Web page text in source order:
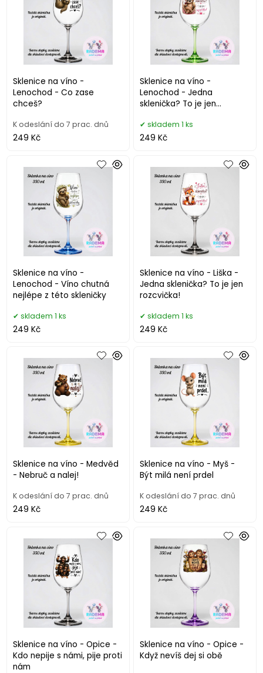
Sklenice na víno -
Lenochod - Co zase
chceš?
K odeslání do 7 prac. dnů
249 Kč
Sklenice na víno -
Lenochod - Jedna
sklenička? To je jen
skladem 1 ks
249 Kč
Sklenice na víno -
Lenochod - Víno chutná
nejlépe z této skleničky
skladem 1 ks
249 Kč
Sklenice na víno - Liška -
Jedna sklenička? To je jen
rozcvička!
skladem 1 ks
249 Kč
Sklenice na víno - Medvěd
- Nebruč a nalej!
K odeslání do 7 prac. dnů
249 Kč
Sklenice na víno - Myš -
Být milá není prdel
K odeslání do 7 prac. dnů
249 Kč
Sklenice na víno - Opice -
Kdo nepije s námi, pije proti
nám
Sklenice na víno - Opice -
Když nevíš dej si obě